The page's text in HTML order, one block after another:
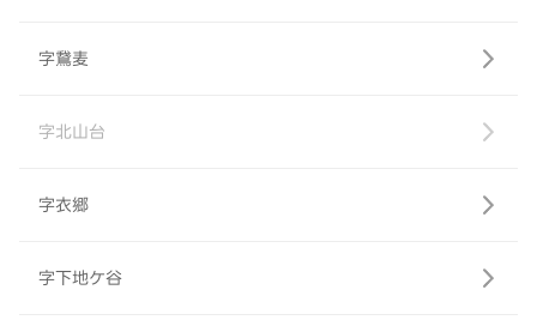
字鵞麦
字北山台
字衣郷
字下地ケ谷